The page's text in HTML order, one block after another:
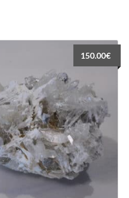
150.00€